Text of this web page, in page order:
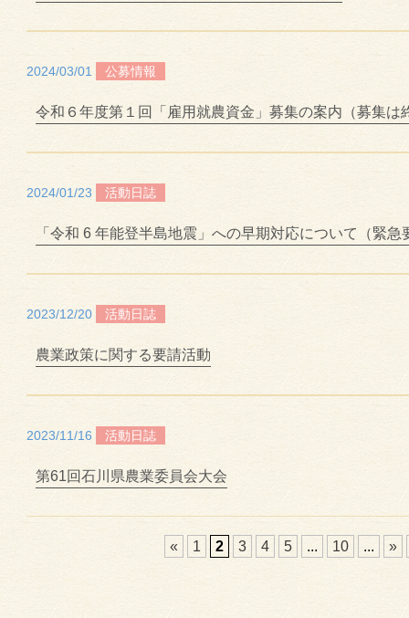
2024/03/01 公募情報
令和６年度第１回「雇用就農資金」募集の案内（募集は
2024/01/23 活動日誌
「令和 6 年能登半島地震」への早期対応について（緊急
2023/12/20 活動日誌
農業政策に関する要請活動
2023/11/16 活動日誌
第61回石川県農業委員会大会
« 1 2 3 4 5 ... 10 ... »